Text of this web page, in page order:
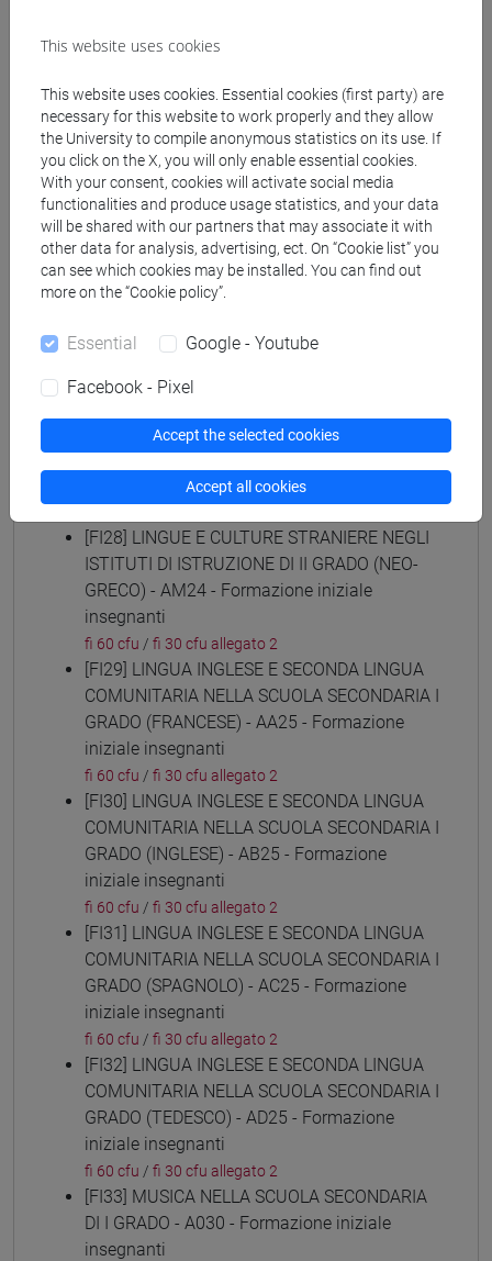
fi 60 cfu fi 30 cfu allegato 2
ISTITUTI DI ISTRUZIONE DI II GRADO
(GIAPPONESE) - AJ24 - Formazione iniziale
insegnanti
fi 60 cfu/fi 30 cfu allegato 2
[FI25] LINGUE E CULTURE STRANIERE NEGLI
ISTITUTI DI ISTRUZIONE DI II GRADO
(PORTOGHESE) - AN24 - Formazione iniziale
insegnanti
fi 60 cfu/fi 30 cfu allegato 2
(EBRAICO) - AK24 - Formazione iniziale
insegnanti
[FI27] LINGUA E CULTURA STRANIERA
(ARABO) - AL24 - Formazione iniziale
[FI28] LINGUE E CULTURE STRANIERE NEGLI
ISTITUTI DI ISTRUZIONE DI II GRADO (NEO-
GRECO) - AM24 - Formazione iniziale
insegnanti
fi 60 cfu / fi 30 cfu allegato 2
[FI29] LINGUA INGLESE E SECONDA LINGUA
COMUNITARIA NELLA SCUOLA SECONDARIA I
GRADO (FRANCESE) - AA25 - Formazione
iniziale insegnanti
fi 60 cfu / fi 30 cfu allegato 2
[FI30] LINGUA INGLESE E SECONDA LINGUA
COMUNITARIA NELLA SCUOLA SECONDARIA I
GRADO (INGLESE) - AB25 - Formazione
iniziale insegnanti
fi 60 cfu / fi 30 cfu allegato 2
[FI31] LINGUA INGLESE E SECONDA LINGUA
COMUNITARIA NELLA SCUOLA SECONDARIA I
GRADO (SPAGNOLO) - AC25 - Formazione
iniziale insegnanti
fi 60 cfu / fi 30 cfu allegato 2
[FI32] LINGUA INGLESE E SECONDA LINGUA
COMUNITARIA NELLA SCUOLA SECONDARIA I
GRADO (TEDESCO) - AD25 - Formazione
iniziale insegnanti
fi 60 cfu / fi 30 cfu allegato 2
[FI33] MUSICA NELLA SCUOLA SECONDARIA
DI I GRADO - A030 - Formazione iniziale
insegnanti
This website uses cookies
This website uses cookies. Essential cookies (first party) are
necessary for this website to work properly and they allow
the University to compile anonymous statistics on its use. If
you click on the X, you will only enable essential cookies.
With your consent, cookies will activate social media
functionalities and produce usage statistics, and your data
will be shared with our partners that may associate it with
other data for analysis, advertising, ect. On “Cookie list” you
can see which cookies may be installed. You can find out
more on the “Cookie policy”.
Essential Google - Youtube
Facebook - Pixel
Accept the selected cookies
Accept all cookies